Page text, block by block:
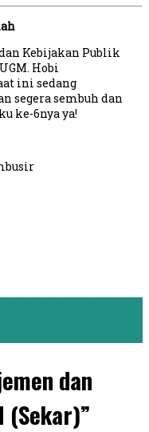
Kebijakan Publik
Hobi
ini sedang
segera sembuh dan
ke-6nya ya!
dan
(Sekar)”